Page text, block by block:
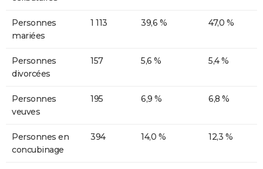
Personnes
mariées
1 113 39,6 % 47,0 %
Personnes
divorcées
157 5,6 % 5,4 %
Personnes
veuves
195 6,9 % 6,8 %
Personnes en
concubinage
394 14,0 % 12,3 %